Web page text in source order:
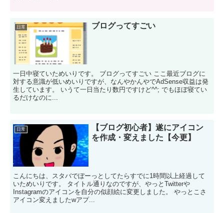
日常 ブログってすごい
一日中寝ていためいりです。 ブログってすごい ここ最近ブログに
対する意識が低いめいりですが、なんやかんやでAdSense収益は発
生しています。 いうて一日当たり数円ですけど^^; でもほぼ寝てい
るだけなのに...
日常
【ブログ初心者】遂にアイコン
を作成・変えました【今更】
こんにちは、スタバでぼーっとしてたらすでに1時間以上経過して
いためいりです。 タイトル通りなのですが、やっとTwitterや
Instagramのアイコンを自分の似顔絵に変更しました。 やっとこさ
アイコン変えましたwアプ...